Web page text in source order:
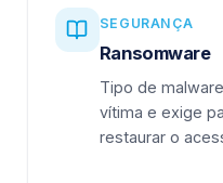
SEGURANÇA
Ransomware
Tipo de
vítima e exige
restaurar o